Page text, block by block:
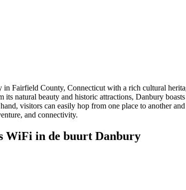
in Fairfield County, Connecticut with a rich cultural
its natural beauty and historic attractions, Danbury
visitors can easily hop from one place to another
and connectivity.
WiFi in de buurt Danbury